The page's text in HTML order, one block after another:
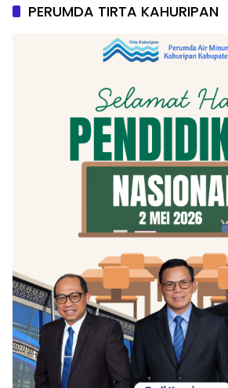
PERUMDA TIRTA KAHURIPAN